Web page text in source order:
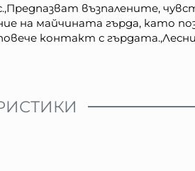
възпалените,
на майчината гърда, като
контакт с